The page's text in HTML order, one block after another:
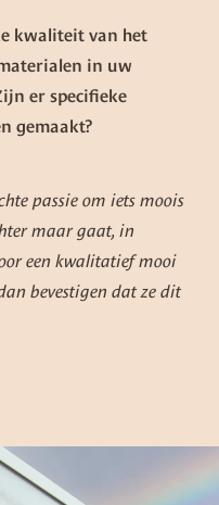
kwaliteit van het
in uw
er specifieke
gemaakt?
passie om iets moois
maar gaat, in
een kwalitatief mooi
bevestigen dat ze dit